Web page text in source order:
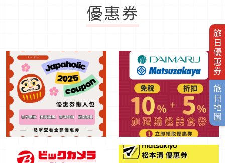
旅日優惠券
旅日地圖
優惠券